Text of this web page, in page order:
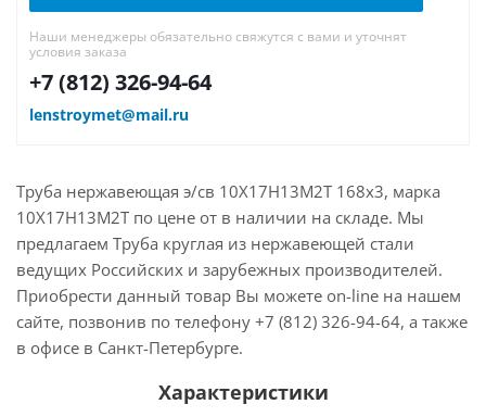
Наши менеджеры обязательно свяжутся с вами и уточнят
условия заказа
+7 (812) 326-94-64
lenstroymet@mail.ru
Труба нержавеющая э/св 10Х17Н13М2Т 168х3, марка
10Х17Н13М2Т по цене от в наличии на складе. Мы
предлагаем Труба круглая из нержавеющей стали
ведущих Российских и зарубежных производителей.
Приобрести данный товар Вы можете on-line на нашем
сайте, позвонив по телефону +7 (812) 326-94-64, а также
в офисе в Санкт-Петербурге.
Характеристики